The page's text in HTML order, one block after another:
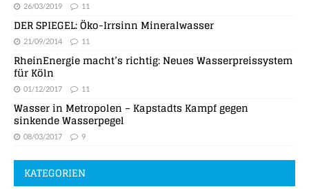
26/03/2019 11
DER SPIEGEL: Öko-Irrsinn Mineralwasser
21/09/2014 11
RheinEnergie macht’s richtig: Neues Wasserpreissystem
für Köln
01/12/2017 11
Wasser in Metropolen – Kapstadts Kampf gegen
sinkende Wasserpegel
08/03/2017 9
KATEGORIEN